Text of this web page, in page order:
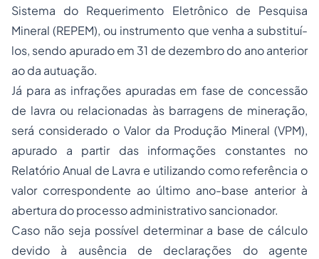
Sistema do Requerimento Eletrônico de Pesquisa
Mineral (REPEM), ou instrumento que venha a substituí-
los, sendo apurado em 31 de dezembro do ano anterior
ao da autuação.
Já para as infrações apuradas em fase de concessão
de lavra ou relacionadas às barragens de mineração,
será considerado o Valor da Produção Mineral (VPM),
apurado a partir das informações constantes no
Relatório Anual de Lavra e utilizando como referência o
valor correspondente ao último ano-base anterior à
abertura do processo administrativo sancionador.
Caso não seja possível determinar a base de cálculo
devido à ausência de declarações do agente